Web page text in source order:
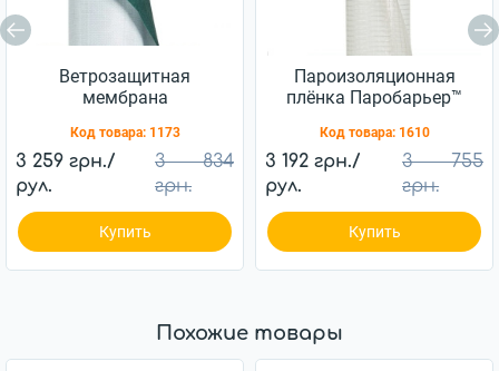
Ветрозащитная
мембрана
85г/м2 (75м2)
Код товара: 1173
3 259 грн./
рул.
3 834
грн.
Купить
Пароизоляционная
плёнка Паробарьер™
(75м2)
Код товара: 1610
3 192 грн./
рул.
3 755
грн.
Купить
Похожие товары